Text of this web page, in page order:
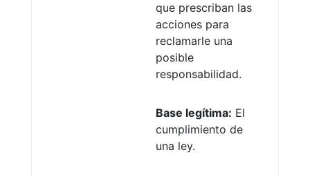
que prescriban las
acciones para
reclamarle una
posible
responsabilidad.
Base legítima: El
cumplimiento de
una ley.